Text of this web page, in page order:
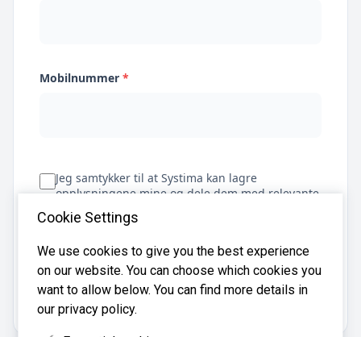
Mobilnummer *
Jeg samtykker til at Systima kan lagre
opplysningene mine og dele dem med relevante
regnskapsbyråer for å hjelpe meg å finne
regnskapsfører
Få tilbud
Cookie Settings
We use cookies to give you the best experience
on our website. You can choose which cookies you
want to allow below. You can find more details in
our privacy policy.